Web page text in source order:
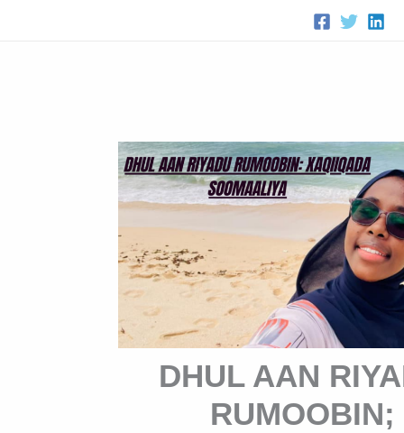
DHUL AAN
RUMOOBIN;